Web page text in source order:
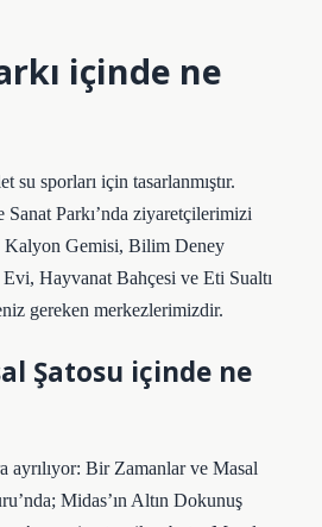
içinde ne
su sporları için tasarlanmıştır.
Parkı’nda ziyaretçilerimizi
Kalyon Gemisi, Bilim Deney
Hayvanat Bahçesi ve Eti Sualtı
gereken merkezlerimizdir.
Şatosu içinde ne
ayrılıyor: Bir Zamanlar ve Masal
Midas’ın Altın Dokunuş